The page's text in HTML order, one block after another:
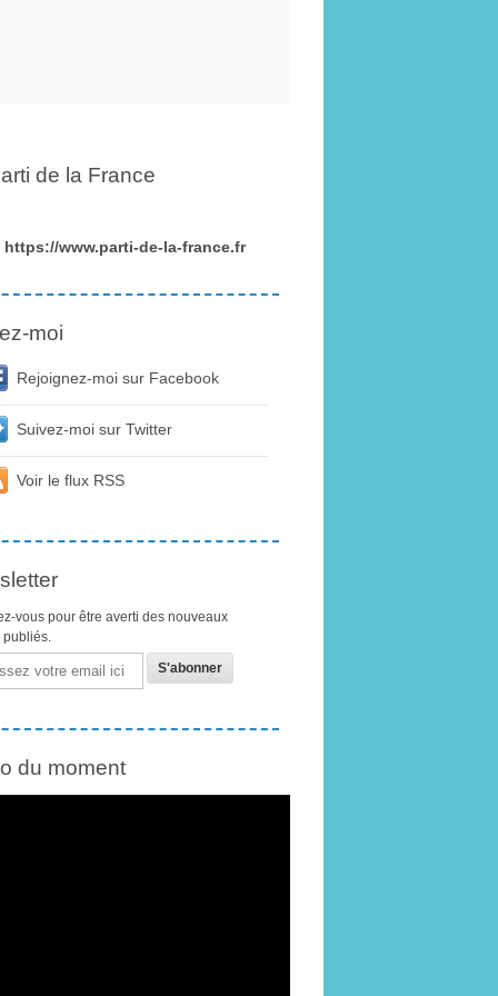
de la France
https://www.parti-de-la-france.fr
moi
Rejoignez-moi sur Facebook
Suivez-moi sur Twitter
Voir le flux RSS
vous pour être averti des nouveaux
publiés.
du moment